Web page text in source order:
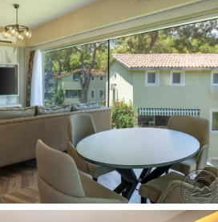
metų)
vaikams yra (3 vandens
metų:
mokestį
atskirą užklausimą
užklausimą